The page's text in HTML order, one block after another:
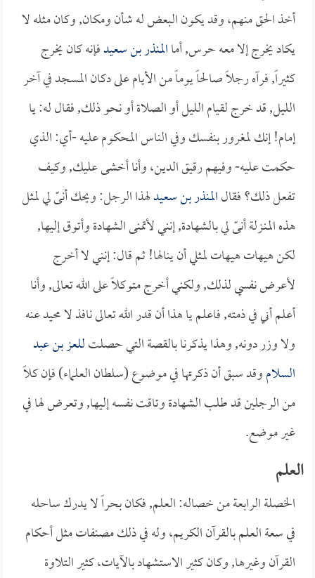
أخذ الحق منهم، وقد يكون البعض له شأن ومكان, وكان مثله لا
يكاد يخرج إلا معه حرس, أماالمنذر بن سعيدفإنه كان يخرج
كثيراً, فرآه رجلاً صالحاً يوماً من الأيام على دكان المسجد في آخر
الليل, قد خرج لقيام الليل أو الصلاة أو نحو ذلك, فقال له: يا
إمام! إنك لمغرور بنفسك وفي الناس المحكوم عليه -أي: الذي
حكمت عليه- وفيهم رقيق الدين، وأنا أخشى عليك, وكيف
تفعل ذلك؟ فقالالمنذر بن سعيدلهذا الرجل: ويحك أنىّ لي لمثل
هذه المنـزلة أنىّ لي بالشهادة, إنني لأتمنى الشهادة وأتوق إليها,
لكن هيهات هيهات لمثلي أن ينالها! ثم قال: إنني لا أخرج
لأعرض نفسي لذلك, ولكني أخرج متوكلاً على الله تعالى, وأنا
أعلم أني في ذمته, فاعلم يا هذا أن قدر الله تعالى نافذ لا محيد عنه
ولا وزر دونه, وهذا يذكرنا بالقصة التي حصلتللعز بن عبد
السلاموقد سبق أن ذكرتها في موضوع (سلطان العلماء) فإن كلاً
من الرجلين قد طلب الشهادة وتاقت نفسه إليها, وتعرض لها في
غير موضع.
العلم
الخصلة الرابعة من خصاله: العلم, فكان بحراً لا يدرك ساحله
في سعة العلم بالقرآن الكريم، وله في ذلك مصنفات مثل أحكام
القرآن وغيرها, وكان كثير الاستشهاد بالآيات، كثير التلاوة